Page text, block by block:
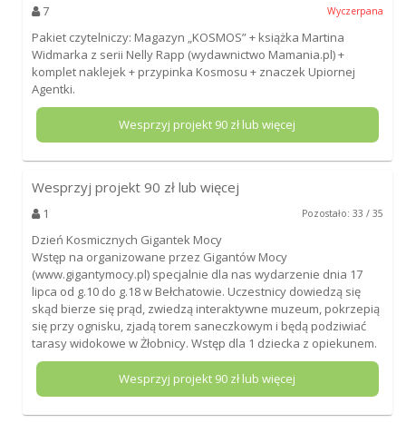
7 Wyczerpana
Pakiet czytelniczy: Magazyn „KOSMOS” + książka Martina
Widmarka z serii Nelly Rapp (wydawnictwo Mamania.pl) +
komplet naklejek + przypinka Kosmosu + znaczek Upiornej
Agentki.
Wesprzyj projekt 90 zł lub więcej
Wesprzyj projekt 90 zł lub więcej
1 Pozostało: 33 / 35
Dzień Kosmicznych Gigantek Mocy
Wstęp na organizowane przez Gigantów Mocy
(www.gigantymocy.pl) specjalnie dla nas wydarzenie dnia 17
lipca od g.10 do g.18 w Bełchatowie. Uczestnicy dowiedzą się
skąd bierze się prąd, zwiedzą interaktywne muzeum, pokrzepią
się przy ognisku, zjadą torem saneczkowym i będą podziwiać
tarasy widokowe w Żłobnicy. Wstęp dla 1 dziecka z opiekunem.
Wesprzyj projekt 90 zł lub więcej